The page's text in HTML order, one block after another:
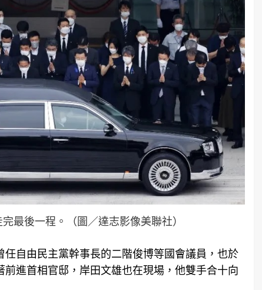
最後一程。（圖／達志影像美聯社）
自由民主黨幹事長的二階俊博等國會議員，也於
進首相官邸，岸田文雄也在現場，他雙手合十向